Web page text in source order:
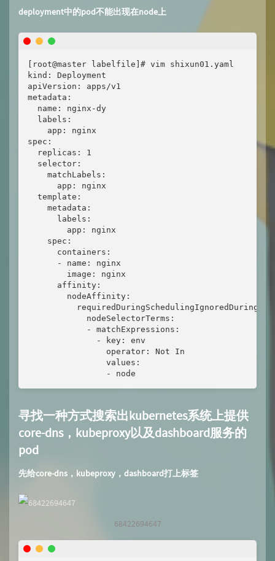
deployment中的pod不能出现在node上
[root@master labelfile]# vim shixun01.yaml
kind: Deployment
apiVersion: apps/v1
metadata:
  name: nginx-dy
  labels:
app: nginx
spec:
  replicas: 1
  selector:
matchLabels:
app: nginx
  template:
metadata:
labels:
app: nginx
spec:
containers:
- name: nginx
image: nginx
affinity:
nodeAffinity:
nodeSelectorTerms:
- matchExpressions:
- key: env
operator: Not In
values:
- node
寻找一种方式搜索出kubernetes系统上提供
core-dns，kubeproxy以及dashboard服务的
pod
先给core-dns，kubeproxy，dashboard打上标签
68422694647